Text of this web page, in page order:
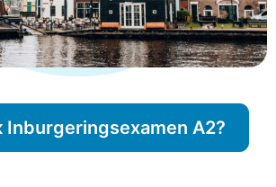
Inburgeringsexamen A2?